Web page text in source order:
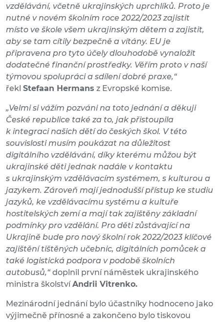
vzdělávání, včetně ukrajinských uprchlíků. Proto je
nutné v novém školním roce 2022/2023 zajistit
místo ve škole všem ukrajinským dětem a zajistit,
aby se tam cítily bezpečně a vítány. EU je
připravena pro tyto účely dlouhodobě vynaložit
dodatečné finanční prostředky. Věřím proto v naší
týmovou spolupráci a sdílení dobré praxe,“
řekl Stefaan Hermans z Evropské komise.
„Velmi si vážím pozváni na toto jednání a děkuji
České republice také za to, jak přistoupila
k integraci našich dětí do českých škol. V této
souvislosti musím poukázat na důležitost
digitálního vzdělávání, díky kterému můžou být
ukrajinské děti jednak nadále v kontaktu
s ukrajinským vzdělávacím systémem, s kulturou a
jazykem. Zároveň mají jednodušší přístup ke studiu
jazyků, ke vzdělávacímu systému a kultuře
hostitelských zemí a mají tak zajištěny základní
podmínky pro vzdělání. Pro děti zůstávající na
Ukrajině bude pro nový školní rok 2022/2023 klíčové
zajištění tištěných učebnic, digitálních pomůcek a
také logistická podpora v podobě školních
autobusů,“ doplnil první náměstek ukrajinského
ministra školstvíAndrii Vitrenko.
Mezinárodní jednání bylo účastníky hodnoceno jako
výjimečně přínosné a zakončeno bylo tiskovou